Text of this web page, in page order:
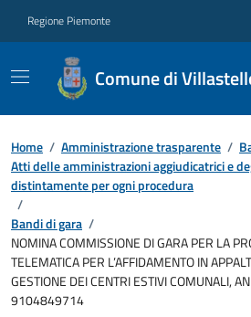
Regione Piemonte
Comune di
Home / Amministrazione trasparente /
Atti delle amministrazioni aggiudicatrici e
distintamente per ogni procedura
/
Bandi di gara /
NOMINA COMMISSIONE DI GARA PER LA
TELEMATICA PER L’AFFIDAMENTO IN
GESTIONE DEI CENTRI ESTIVI COMUNALI,
9104849714